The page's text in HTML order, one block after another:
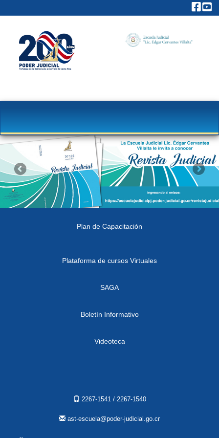
Plan de Capacitación
Plataforma de cursos Virtuales
SAGA
Boletín Informativo
Videoteca
2267-1541 / 2267-1540
ast-escuela@poder-judicial.go.cr